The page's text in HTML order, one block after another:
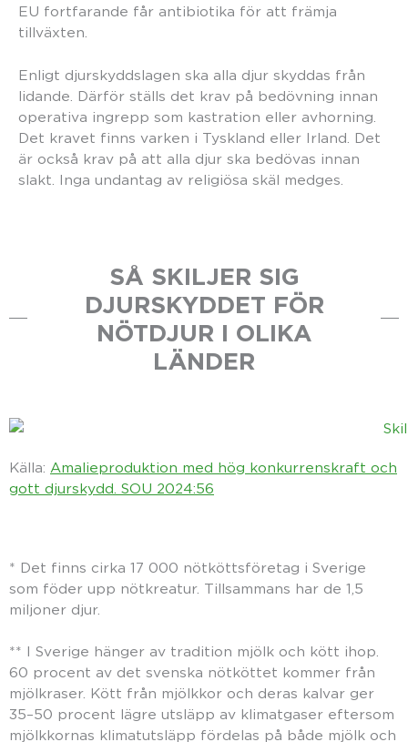
EU fortfarande får antibiotika för att främja
tillväxten.
Enligt djurskyddslagen ska alla djur skyddas från
lidande. Därför ställs det krav på bedövning innan
operativa ingrepp som kastration eller avhorning.
Det kravet finns varken i Tyskland eller Irland. Det
är också krav på att alla djur ska bedövas innan
slakt. Inga undantag av religiösa skäl medges.
SÅ SKILJER SIG
DJURSKYDDET FÖR
NÖTDJUR I OLIKA
LÄNDER
Källa: Amalieproduktion med hög konkurrenskraft och
gott djurskydd. SOU 2024:56
* Det finns cirka 17 000 nötkötts­företag i Sverige
som föder upp nötkreatur. Tillsammans har de 1,5
miljoner djur.
** I Sverige hänger av tradition mjölk och kött ihop.
60 procent av det svenska nötköttet kommer från
mjölkraser. Kött från mjölkkor och deras kalvar ger
35–50 procent lägre utsläpp av klimatgaser eftersom
mjölkkornas klimatutsläpp fördelas på både mjölk och